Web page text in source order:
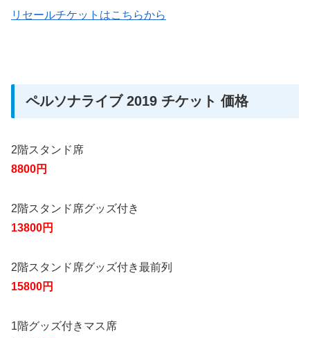
リセールチケットはこちらから
ペルソナライブ 2019 チケット 価格
2階スタンド席
8800円
2階スタンド席グッズ付き
13800円
2階スタンド席グッズ付き最前列
15800円
1階グッズ付きマス席